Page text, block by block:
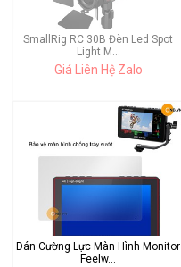
SmallRig RC 30B Đèn Led Spot
Light M...
Giá Liên Hệ Zalo
Dán Cường Lực Màn Hình Monitor
Feelw...